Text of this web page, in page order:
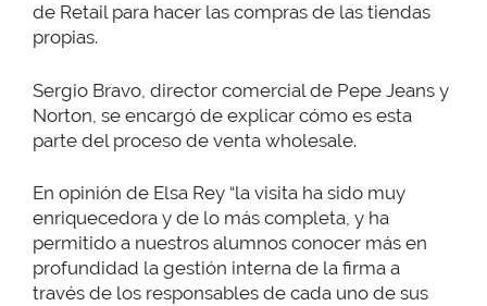
de Retail para hacer las compras de las tiendas
propias.
Sergio Bravo, director comercial de Pepe Jeans y
Norton, se encargó de explicar cómo es esta
parte del proceso de venta wholesale.
En opinión de Elsa Rey “la visita ha sido muy
enriquecedora y de lo más completa, y ha
permitido a nuestros alumnos conocer más en
profundidad la gestión interna de la firma a
través de los responsables de cada uno de sus